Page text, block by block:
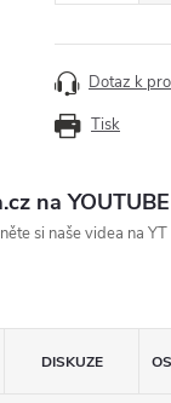
Tisk
Dotaz k
na YOUTUBE
si naše videa na YT
DISKUZE